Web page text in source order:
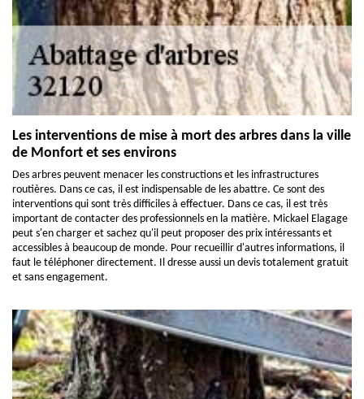
Les interventions de mise à mort des arbres dans la ville
de Monfort et ses environs
Des arbres peuvent menacer les constructions et les infrastructures
routières. Dans ce cas, il est indispensable de les abattre. Ce sont des
interventions qui sont très difficiles à effectuer. Dans ce cas, il est très
important de contacter des professionnels en la matière. Mickael Elagage
peut s'en charger et sachez qu'il peut proposer des prix intéressants et
accessibles à beaucoup de monde. Pour recueillir d'autres informations, il
faut le téléphoner directement. Il dresse aussi un devis totalement gratuit
et sans engagement.